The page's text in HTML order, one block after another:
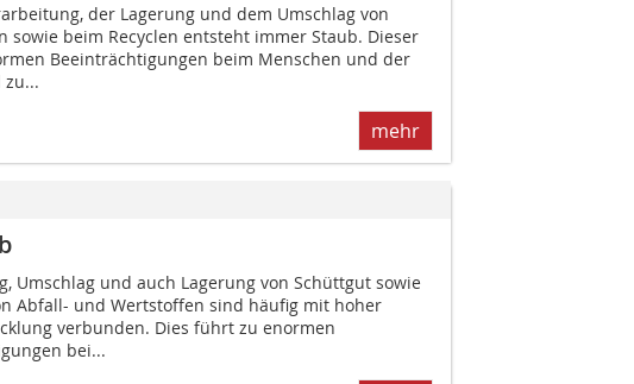
der Lagerung und dem Umschlag von
sowie beim Recyclen entsteht immer Staub. Dieser
Beeinträchtigungen beim Menschen und der
zu...
mehr
Umschlag und auch Lagerung von Schüttgut sowie
Abfall- und Wertstoffen sind häufig mit hoher
verbunden. Dies führt zu enormen
bei...